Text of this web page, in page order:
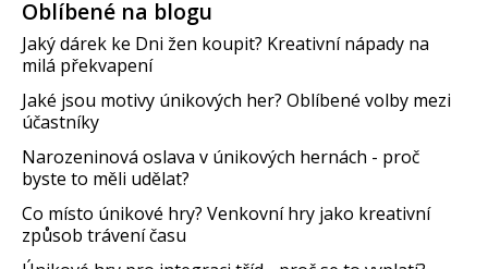
Oblíbené na blogu
Jaký dárek ke Dni žen koupit? Kreativní nápady na
milá překvapení
Jaké jsou motivy únikových her? Oblíbené volby mezi
účastníky
Narozeninová oslava v únikových hernách - proč
byste to měli udělat?
Co místo únikové hry? Venkovní hry jako kreativní
způsob trávení času